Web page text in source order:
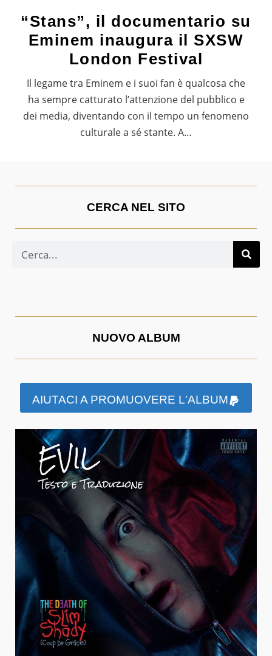
“Stans”, il documentario su
Eminem inaugura il SXSW
London Festival
Il legame tra Eminem e i suoi fan è qualcosa che
ha sempre catturato l’attenzione del pubblico e
dei media, diventando con il tempo un fenomeno
culturale a sé stante. A…
CERCA NEL SITO
NUOVO ALBUM
AIUTACI A PROMUOVERE L'ALBUM